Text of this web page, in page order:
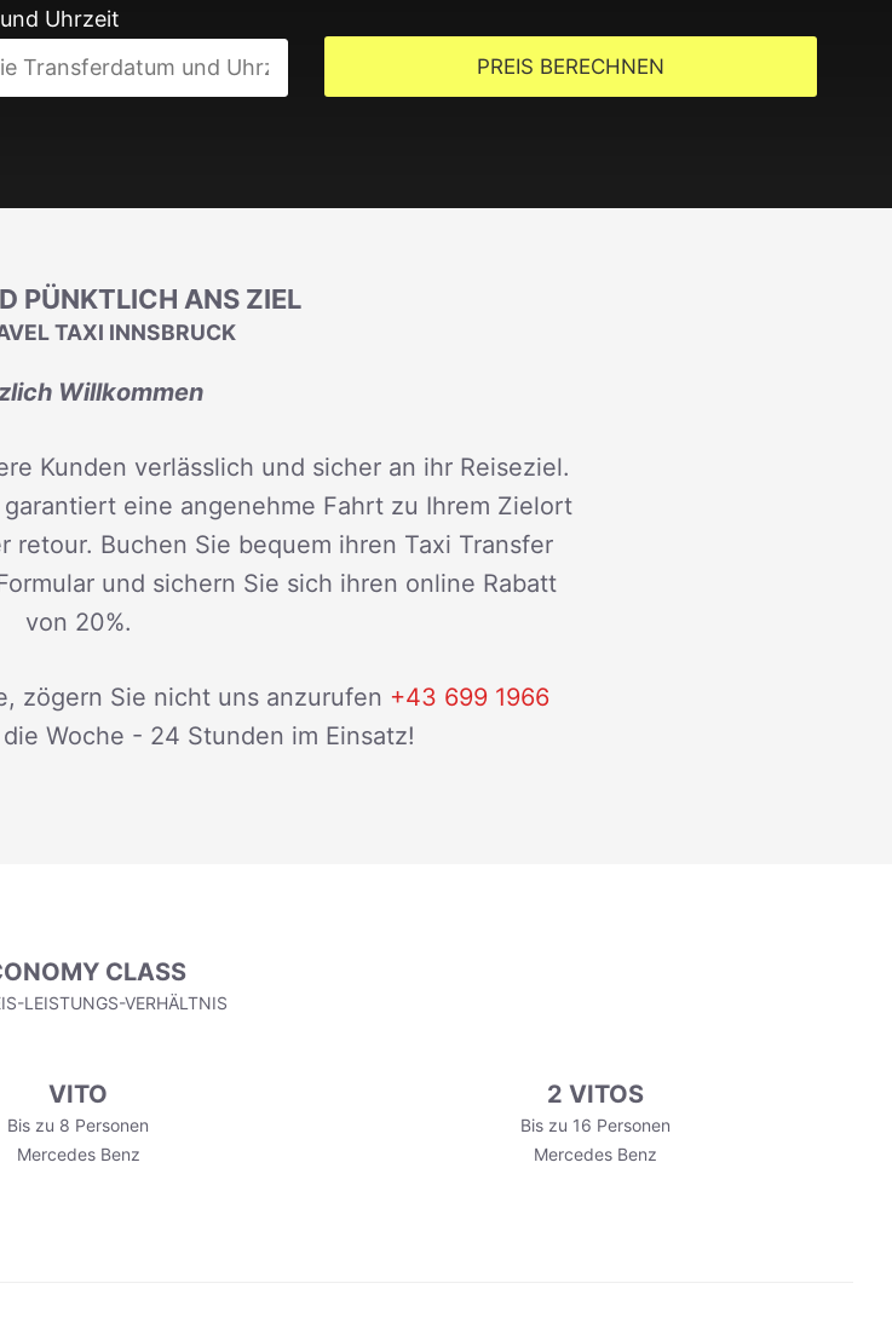
Uhrzeit
PREIS BERECHNEN
PÜNKTLICH ANS ZIEL
TAXI INNSBRUCK
Willkommen
Kunden verlässlich und sicher an ihr Reiseziel.
eine angenehme Fahrt zu Ihrem Zielort
retour. Buchen Sie bequem ihren Taxi Transfer
und sichern Sie sich ihren online Rabatt
von 20%.
zögern Sie nicht uns anzurufen +43 699 1966
Woche - 24 Stunden im Einsatz!
CLASS
LEISTUNGS-VERHÄLTNIS
VITO
Bis zu 8 Personen
Mercedes Benz
2 VITOS
Bis zu 16 Personen
Mercedes Benz